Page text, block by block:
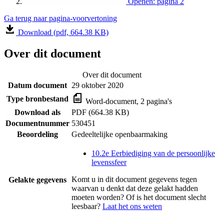
Ga terug naar pagina-voorvertoning
Download (pdf, 664.38 KB)
Over dit document
Over dit document
Datum document 29 oktober 2020
Type bronbestand
Word-document, 2 pagina's
Download als
PDF (664.38 KB)
Documentnummer 530451
Beoordeling
Gedeeltelijke openbaarmaking
Gelakte gegevens
10.2e Eerbiediging van de persoonlijke
levenssfeer
Komt u in dit document gegevens tegen
waarvan u denkt dat deze gelakt hadden
moeten worden? Of is het document slecht
leesbaar? Laat het ons weten